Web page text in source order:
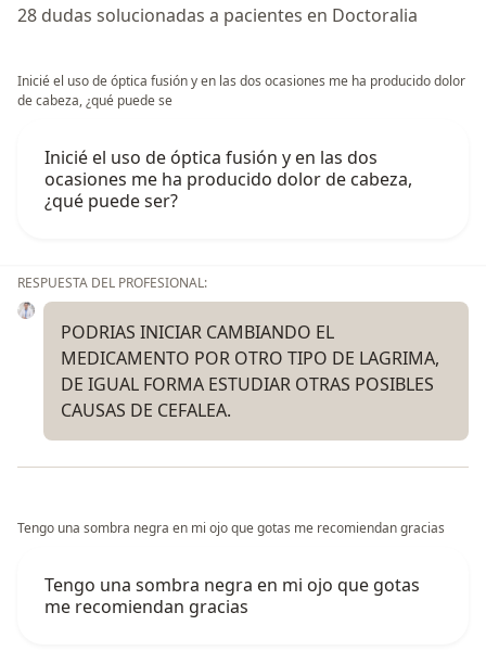
28 dudas solucionadas a pacientes en Doctoralia
Inicié el uso de óptica fusión y en las dos ocasiones me ha producido dolor
de cabeza, ¿qué puede se
Inicié el uso de óptica fusión y en las dos
ocasiones me ha producido dolor de cabeza,
¿qué puede ser?
RESPUESTA DEL PROFESIONAL:
PODRIAS INICIAR CAMBIANDO EL
MEDICAMENTO POR OTRO TIPO DE LAGRIMA,
DE IGUAL FORMA ESTUDIAR OTRAS POSIBLES
CAUSAS DE CEFALEA.
Tengo una sombra negra en mi ojo que gotas me recomiendan gracias
Tengo una sombra negra en mi ojo que gotas
me recomiendan gracias